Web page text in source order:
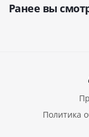
Ранее вы
Политика